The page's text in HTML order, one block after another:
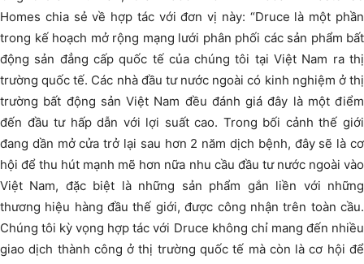
Homes chia sẻ về hợp tác với đơn vị này: “Druce là một phần
trong kế hoạch mở rộng mạng lưới phân phối các sản phẩm bất
động sản đẳng cấp quốc tế của chúng tôi tại Việt Nam ra thị
trường quốc tế. Các nhà đầu tư nước ngoài có kinh nghiệm ở thị
trường bất động sản Việt Nam đều đánh giá đây là một điểm
đến đầu tư hấp dẫn với lợi suất cao. Trong bối cảnh thế giới
đang dần mở cửa trở lại sau hơn 2 năm dịch bệnh, đây sẽ là cơ
hội để thu hút mạnh mẽ hơn nữa nhu cầu đầu tư nước ngoài vào
Việt Nam, đặc biệt là những sản phẩm gắn liền với những
thương hiệu hàng đầu thế giới, được công nhận trên toàn cầu.
Chúng tôi kỳ vọng hợp tác với Druce không chỉ mang đến nhiều
giao dịch thành công ở thị trường quốc tế mà còn là cơ hội để